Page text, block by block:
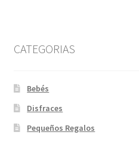
CATEGORIAS
Bebés
Disfraces
Pequeños Regalos